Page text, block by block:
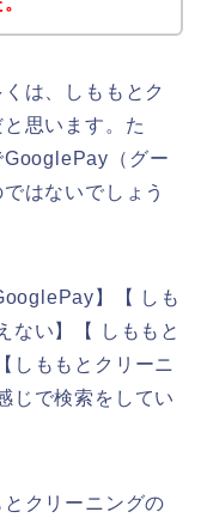
は、しももとク
思います。た
GooglePay（グー
はないでしょう
】【 しも
い】【 しももと
ももとクリーニ
で検索をしてい
クリーニングの